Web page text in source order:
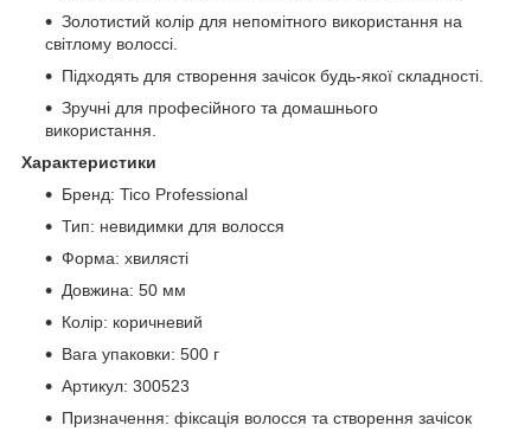
Золотистий колір для непомітного використання на
світлому волоссі.
Підходять для створення зачісок будь-якої складності.
Зручні для професійного та домашнього
використання.
Характеристики
Бренд: Tico Professional
Тип: невидимки для волосся
Форма: хвилясті
Довжина: 50 мм
Колір: коричневий
Вага упаковки: 500 г
Артикул: 300523
Призначення: фіксація волосся та створення зачісок